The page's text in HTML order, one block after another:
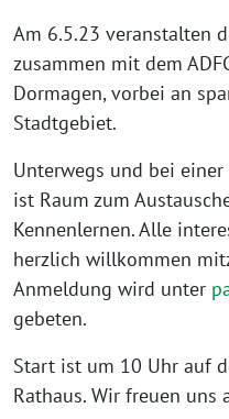
Am 6.5.23 veranstalten
zusammen mit dem
Dormagen, vorbei an
Stadtgebiet.
Unterwegs und bei
ist Raum zum
Kennenlernen. Alle
herzlich willkommen
Anmeldung wird unter
gebeten.
Start ist um 10 Uhr auf
Rathaus. Wir freuen uns